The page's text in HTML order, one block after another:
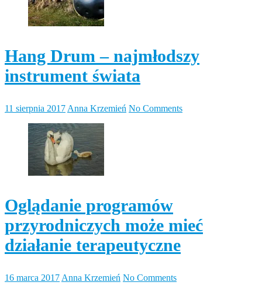
Hang Drum – najmłodszy
instrument świata
11 sierpnia 2017 Anna Krzemień No Comments
Oglądanie programów
przyrodniczych może mieć
działanie terapeutyczne
16 marca 2017 Anna Krzemień No Comments